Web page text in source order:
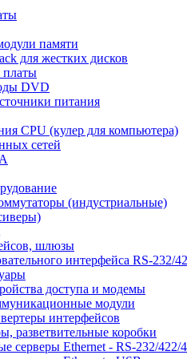
памяти
для жестких дисков
платы
DVD
питания
CPU (кулер для компьютера)
сетей
(индустриальные)
шлюзы
интерфейса RS-232/
доступа и модемы
модули
интерфейсов
разветвительные коробки
серверы Ethernet - RS-232/422/